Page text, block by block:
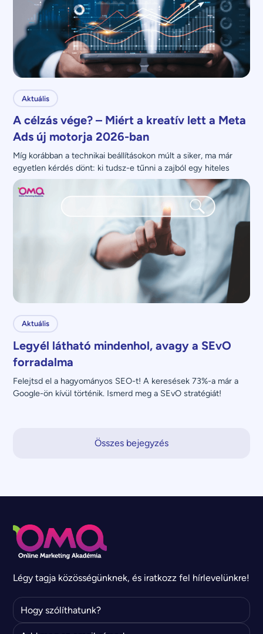
Aktuális
A célzás vége? – Miért a kreatív lett a Meta
Ads új motorja 2026-ban
Míg korábban a technikai beállításokon múlt a siker, ma már
egyetlen kérdés dönt: ki tudsz-e tűnni a zajból egy hiteles
üzenettel?
Aktuális
Legyél látható mindenhol, avagy a SEvO
forradalma
Felejtsd el a hagyományos SEO-t! A keresések 73%-a már a
Google-ön kívül történik. Ismerd meg a SEvO stratégiát!
Összes bejegyzés
Légy tagja közösségünknek, és iratkozz fel hírlevelünkre!